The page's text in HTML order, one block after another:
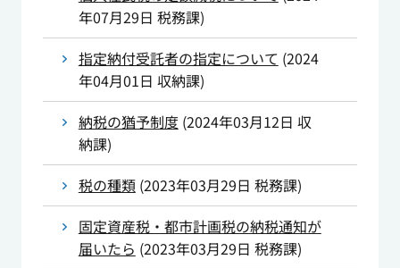
年07月29日 税務課)
指定納付受託者の指定について (2024
年04月01日 収納課)
納税の猶予制度 (2024年03月12日 収
納課)
税の種類(2023年03月29日 税務課)
固定資産税・都市計画税の納税通知が
届いたら (2023年03月29日 税務課)